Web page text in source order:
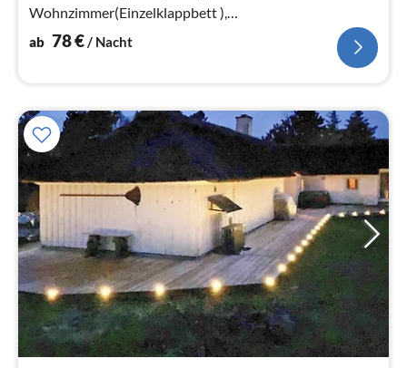
Wohnzimmer(Einzelklappbett ),
Wohnzimmer(Einzelklappbett ),
ab 78€/ Nacht